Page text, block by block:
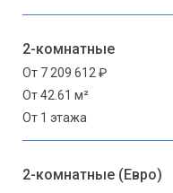
2-комнатные
От 7 209 612 ₽
От 42.61 м²
От 1 этажа
2-комнатные (Евро)